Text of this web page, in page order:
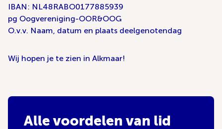
IBAN: NL48RABO0177885939
pg Oogvereniging-OOR&OOG
O.v.v. Naam, datum en plaats deelgenotendag
Wij hopen je te zien in Alkmaar!
Alle voordelen van lid